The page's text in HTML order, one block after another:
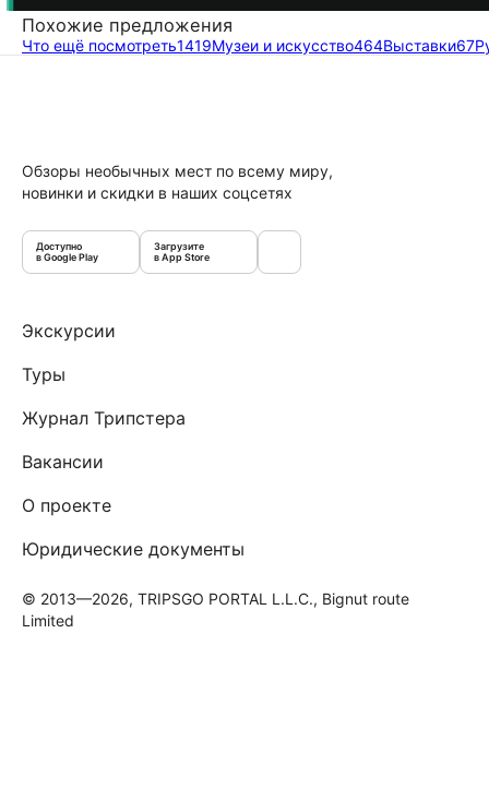
Похожие предложения
Что ещё посмотреть1419Музеи и искусство464Выставки67
Обзоры необычных мест по всему миру,
новинки и скидки в наших соцсетях
Доступно
в Google Play
Загрузите
в App Store
Экскурсии
Туры
Журнал Трипстера
Вакансии
О проекте
Юридические документы
© 2013—2026, TRIPSGO PORTAL L.L.C., Bignut route
Limited